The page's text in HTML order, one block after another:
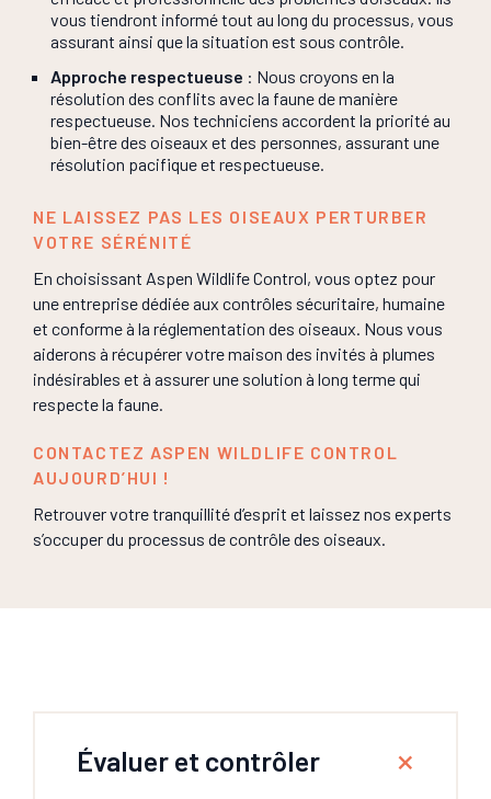
vous tiendront informé tout au long du processus, vous
assurant ainsi que la situation est sous contrôle.
Approche respectueuse : Nous croyons en la
résolution des conflits avec la faune de manière
respectueuse. Nos techniciens accordent la priorité au
bien-être des oiseaux et des personnes, assurant une
résolution pacifique et respectueuse.
NE LAISSEZ PAS LES OISEAUX PERTURBER
VOTRE SÉRÉNITÉ
En choisissant Aspen Wildlife Control, vous optez pour
une entreprise dédiée aux contrôles sécuritaire, humaine
et conforme à la réglementation des oiseaux. Nous vous
aiderons à récupérer votre maison des invités à plumes
indésirables et à assurer une solution à long terme qui
respecte la faune.
CONTACTEZ ASPEN WILDLIFE CONTROL
AUJOURD’HUI !
Retrouver votre tranquillité d’esprit et laissez nos experts
s’occuper du processus de contrôle des oiseaux.
Évaluer et contrôler